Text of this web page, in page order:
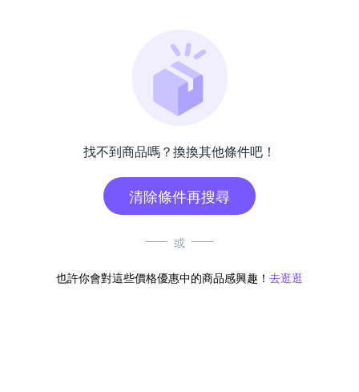
找不到商品嗎？換換其他條件吧！
清除條件再搜尋
或
也許你會對這些價格優惠中的商品感興趣！ 去逛逛